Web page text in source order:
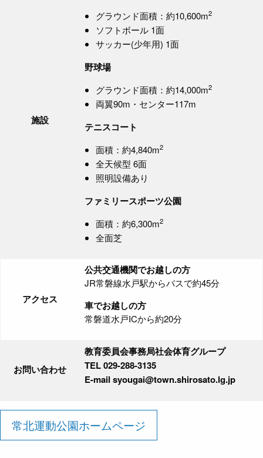
施設
グラウンド面積：約10,600m2
ソフトボール 1面
サッカー(少年用) 1面
野球場
グラウンド面積：約14,000m2
両翼90m・センター117m
テニスコート
面積：約4,840m2
全天候型 6面
照明設備あり
ファミリースポーツ公園
面積：約6,300m2
全面芝
アクセス
公共交通機関でお越しの方
JR常磐線水戸駅からバスで約45分
車でお越しの方
常磐道水戸ICから約20分
お問い合わせ
教育委員会事務局社会体育グループ
TEL 029-288-3135
E-mail syougai@town.shirosato.lg.jp
常北運動公園ホームページ